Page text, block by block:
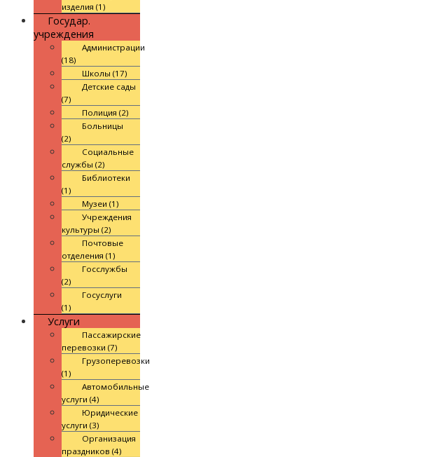
изделия (1)
Государ.
учреждения
Администрации
(18)
Школы (17)
Детские сады
(7)
Полиция (2)
Больницы
(2)
Социальные
службы (2)
Библиотеки
(1)
Музеи (1)
Учреждения
культуры (2)
Почтовые
отделения (1)
Госслужбы
(2)
Госуслуги
(1)
Услуги
Пассажирские
перевозки (7)
Грузоперевозки
(1)
Автомобильные
услуги (4)
Юридические
услуги (3)
Организация
праздников (4)